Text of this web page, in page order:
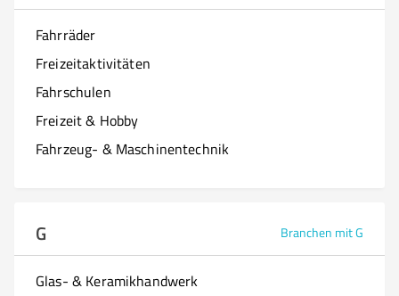
Fahrräder
Freizeitaktivitäten
Fahrschulen
Freizeit & Hobby
Fahrzeug- & Maschinentechnik
G Branchen mit G
Glas- & Keramikhandwerk